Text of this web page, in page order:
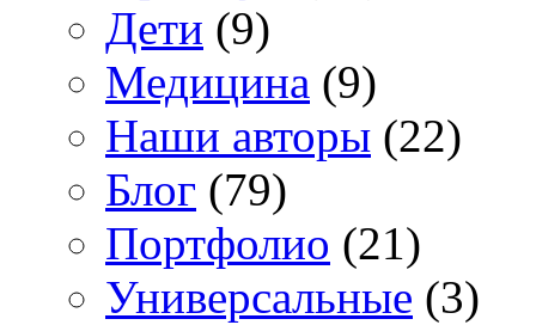
Дети (9)
Медицина (9)
Наши авторы (22)
Блог (79)
Портфолио (21)
Универсальные (3)